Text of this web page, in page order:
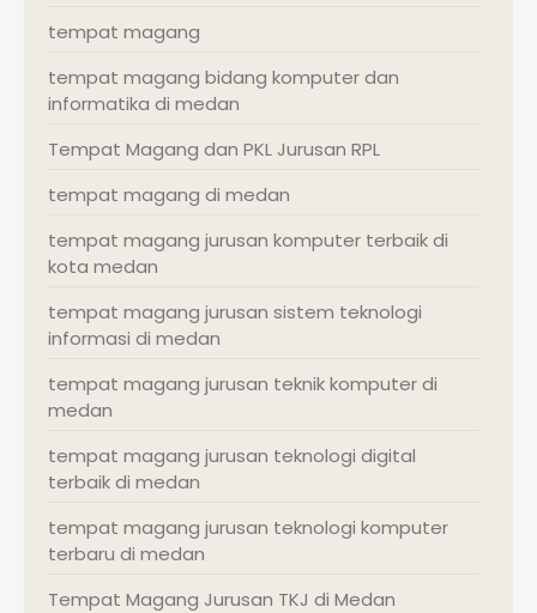
tempat magang
tempat magang bidang komputer dan
informatika di medan
Tempat Magang dan PKL Jurusan RPL
tempat magang di medan
tempat magang jurusan komputer terbaik di
kota medan
tempat magang jurusan sistem teknologi
informasi di medan
tempat magang jurusan teknik komputer di
medan
tempat magang jurusan teknologi digital
terbaik di medan
tempat magang jurusan teknologi komputer
terbaru di medan
Tempat Magang Jurusan TKJ di Medan